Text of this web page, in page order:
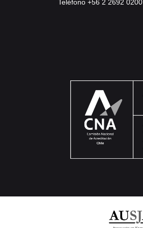
Teléfono +56 2 2692 0200